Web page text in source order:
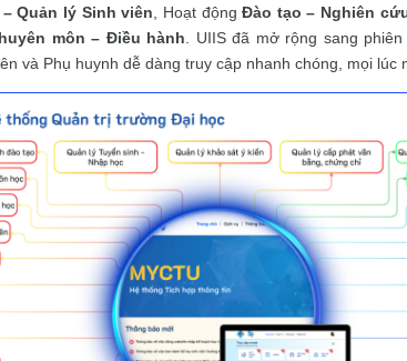
Quản lý Sinh viên, Hoạt độngĐào tạo – Nghiên
môn – Điều hành. UIIS đã mở rộng sang
và Phụ huynh dễ dàng truy cập nhanh chóng, mọi lúc